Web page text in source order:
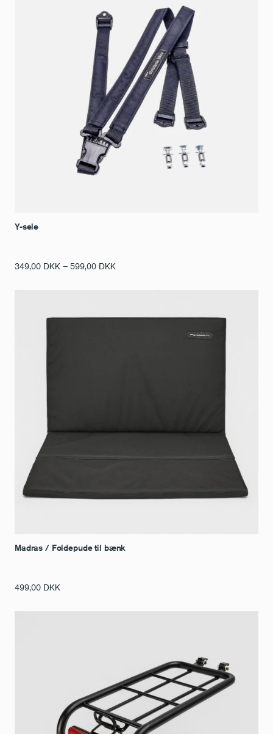
Y-sele
349,00 DKK – 599,00 DKKPrisinterval:
Madras / Foldepude til bænk
499,00 DKK